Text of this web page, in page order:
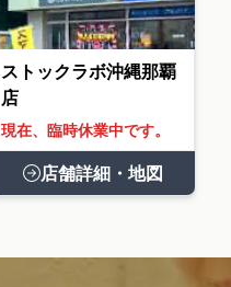
ストックラボ沖縄那覇
店
現在、臨時休業中です。
店舗詳細・地図